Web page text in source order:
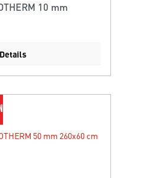
10 mm
Details